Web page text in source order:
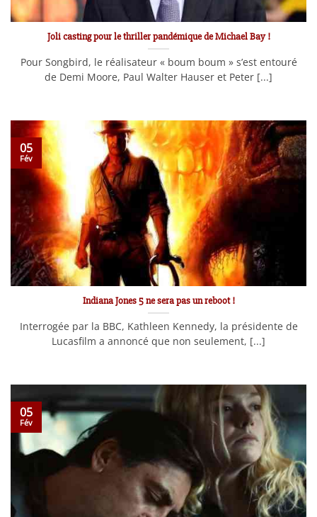
Joli casting pour le thriller pandémique de Michael Bay !
Pour Songbird, le réalisateur « boum boum » s’est entouré
de Demi Moore, Paul Walter Hauser et Peter [...]
Indiana Jones 5 ne sera pas un reboot !
Interrogée par la BBC, Kathleen Kennedy, la présidente de
Lucasfilm a annoncé que non seulement, [...]
05
Fév
05
Fév